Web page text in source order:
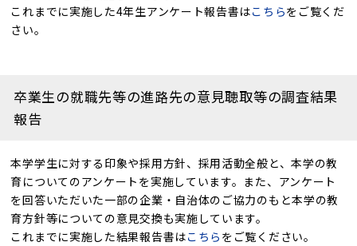
これまでに実施した4年生アンケート報告書はこちらをご覧くだ
さい。
卒業生の就職先等の進路先の意見聴取等の調査結果
報告
本学学生に対する印象や採用方針、採用活動全般と、本学の教
育についてのアンケートを実施しています。また、アンケート
を回答いただいた一部の企業・自治体のご協力のもと本学の教
育方針等についての意見交換も実施しています。
これまでに実施した結果報告書はこちら をご覧ください。